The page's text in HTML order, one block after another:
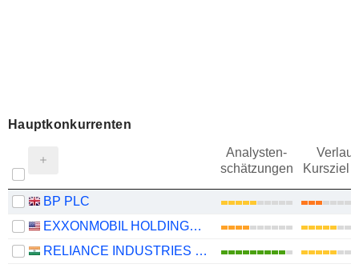
Hauptkonkurrenten
Analysten-
schätzungen
Verlauf
Kursziel
BP PLC
EXXONMOBIL HOLDINGS CORPORATION
RELIANCE INDUSTRIES LTD